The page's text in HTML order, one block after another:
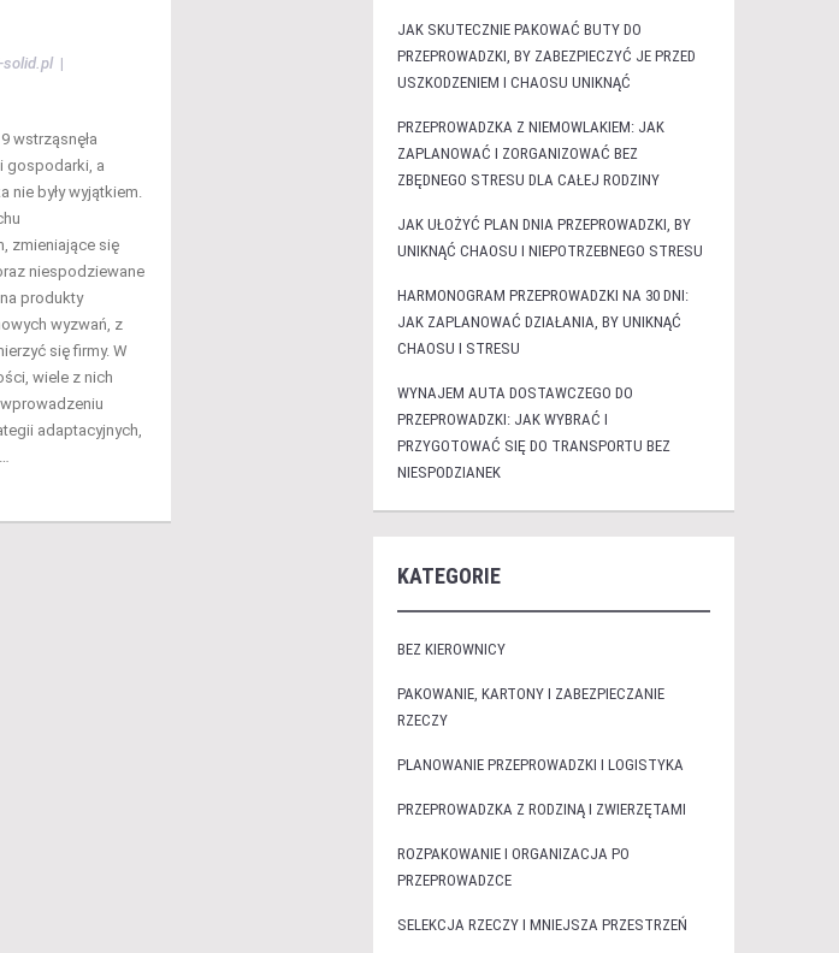
solid.pl |
wstrząsnęła
gospodarki, a
nie były wyjątkiem.
zmieniające się
niespodziewane
produkty
wyzwań, z
się firmy. W
wiele z nich
adaptacyjnych,
JAK SKUTECZNIE PAKOWAĆ BUTY DO
PRZEPROWADZKI, BY ZABEZPIECZYĆ JE PRZED
USZKODZENIEM I CHAOSU UNIKNĄĆ
PRZEPROWADZKA Z NIEMOWLAKIEM: JAK
ZAPLANOWAĆ I ZORGANIZOWAĆ BEZ
ZBĘDNEGO STRESU DLA CAŁEJ RODZINY
JAK UŁOŻYĆ PLAN DNIA PRZEPROWADZKI, BY
UNIKNĄĆ CHAOSU I NIEPOTRZEBNEGO STRESU
HARMONOGRAM PRZEPROWADZKI NA 30 DNI:
JAK ZAPLANOWAĆ DZIAŁANIA, BY UNIKNĄĆ
CHAOSU I STRESU
WYNAJEM AUTA DOSTAWCZEGO DO
PRZEPROWADZKI: JAK WYBRAĆ I
PRZYGOTOWAĆ SIĘ DO TRANSPORTU BEZ
NIESPODZIANEK
KATEGORIE
BEZ KIEROWNICY
PAKOWANIE, KARTONY I ZABEZPIECZANIE
RZECZY
PLANOWANIE PRZEPROWADZKI I LOGISTYKA
PRZEPROWADZKA Z RODZINĄ I ZWIERZĘTAMI
ROZPAKOWANIE I ORGANIZACJA PO
PRZEPROWADZCE
SELEKCJA RZECZY I MNIEJSZA PRZESTRZEŃ